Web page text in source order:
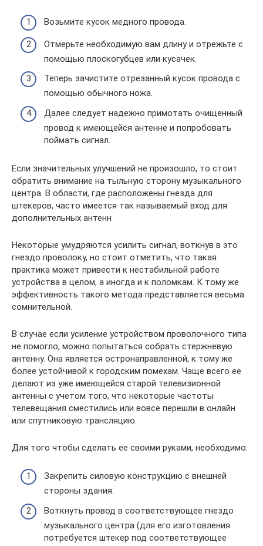
Возьмите кусок медного провода.
Отмерьте необходимую вам длину и отрежьте с
помощью плоскогубцев или кусачек.
Теперь зачистите отрезанный кусок провода с
помощью обычного ножа.
Далее следует надежно примотать очищенный
провод к имеющейся антенне и попробовать
поймать сигнал.
Если значительных улучшений не произошло, то стоит
обратить внимание на тыльную сторону музыкального
центра. В области, где расположены гнезда для
штекеров, часто имеется так называемый вход для
дополнительных антенн
Некоторые умудряются усилить сигнал, воткнув в это
гнездо проволоку, но стоит отметить, что такая
практика может привести к нестабильной работе
устройства в целом, а иногда и к поломкам. К тому же
эффективность такого метода представляется весьма
сомнительной.
В случае если усиление устройством проволочного типа
не помогло, можно попытаться собрать стержневую
антенну. Она является остронаправленной, к тому же
более устойчивой к городским помехам. Чаще всего ее
делают из уже имеющейся старой телевизионной
антенны с учетом того, что некоторые частоты
телевещания сместились или вовсе перешли в онлайн
или спутниковую трансляцию.
Для того чтобы сделать ее своими руками, необходимо:
Закрепить силовую конструкцию с внешней
стороны здания.
Воткнуть провод в соответствующее гнездо
музыкального центра (для его изготовления
потребуется штекер под соответствующее